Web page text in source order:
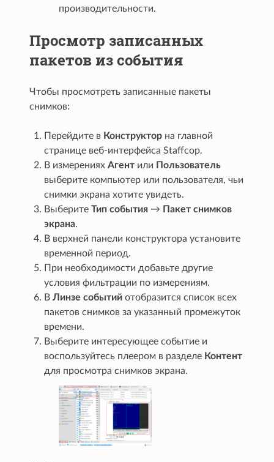
производительности.
Просмотр записанных
пакетов из события
Чтобы просмотреть записанные пакеты
снимков:
Перейдите в Конструктор на главной
странице веб-интерфейса Staffcop.
В измеренияхАгент или Пользователь
выберите компьютер или пользователя, чьи
снимки экрана хотите увидеть.
ВыберитеТип события → Пакет снимков
экрана.
В верхней панели конструктора установите
временной период.
При необходимости добавьте другие
условия фильтрации по измерениям.
ВЛинзе событий отобразится список всех
пакетов снимков за указанный промежуток
времени.
Выберите интересующее событие и
воспользуйтесь плеером в разделе Контент
для просмотра снимков экрана.